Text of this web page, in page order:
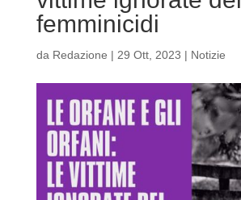
femminicidi
da Redazione | 29 Ott, 2023 | Notizie